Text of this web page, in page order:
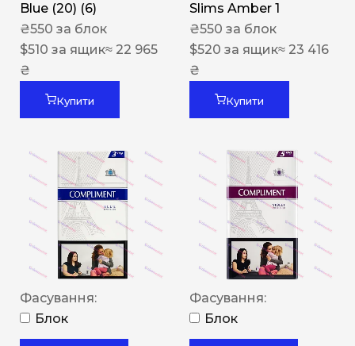
Blue (20) (6)
₴550 за блок
$510 за ящик≈ 22 965
₴
Купити
Slims Amber 1
₴550 за блок
$520 за ящик≈ 23 416
₴
Купити
Фасування:
Блок
Фасування:
Блок